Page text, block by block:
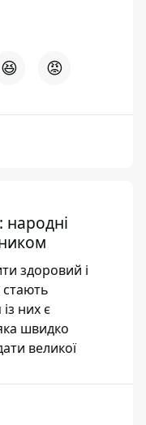
😆 😡
народні
здоровий і
них є
швидко
великої